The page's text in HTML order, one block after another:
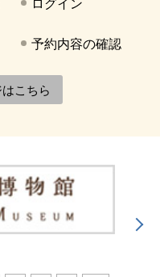
ログイン
予約内容の確認
こちら